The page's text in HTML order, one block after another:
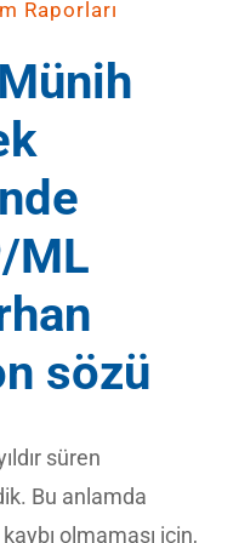
Raporları
ML
sözü
süren
Bu anlamda
olmaması için,